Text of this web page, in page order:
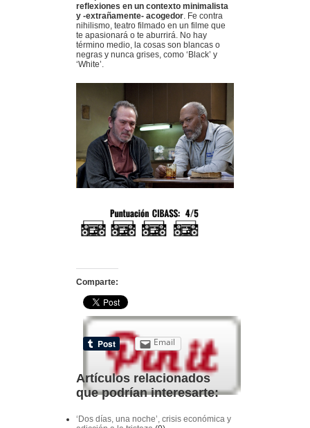
reflexiones en un contexto minimalista
y -extrañamente- acogedor. Fe contra
nihilismo, teatro filmado en un filme que
te apasionará o te aburrirá. No hay
término medio, la cosas son blancas o
negras y nunca grises, como ‘Black’ y
‘White’.
Comparte:
Email
Artículos relacionados
que podrían interesarte:
‘Dos días, una noche’, crisis económica y